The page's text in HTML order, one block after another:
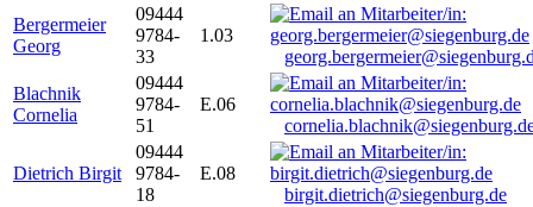
Bergermeier
Georg
09444
9784-
33
1.03
Blachnik
Cornelia
09444
9784-
51
E.06
Dietrich Birgit
09444
9784-
18
E.08
birgit.dietrich@siegenburg.de